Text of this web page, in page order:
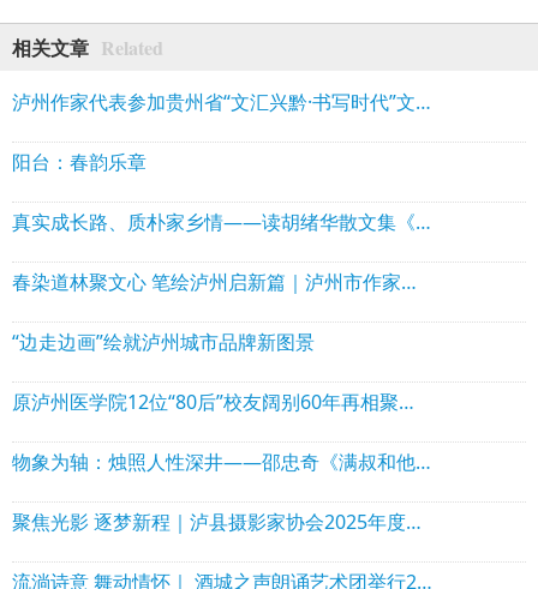
相关文章 Related
泸州作家代表参加贵州省“文汇兴黔·书写时代”文学名家采风行活动
阳台：春韵乐章
真实成长路、质朴家乡情——读胡绪华散文集《走出小水河》
春染道林聚文心 笔绘泸州启新篇｜泸州市作家协会理事会走进泸县石桥镇道林沟 祥音奖2万元花落陈言熔
“边走边画”绘就泸州城市品牌新图景
原泸州医学院12位“80后”校友阔别60年再相聚！赠送“西南核医赋”！
物象为轴：烛照人性深井——邵忠奇《满叔和他的矿山》出版
聚焦光影 逐梦新程｜泸县摄影家协会2025年度年会圆满举行
流淌诗意 舞动情怀｜ 酒城之声朗诵艺术团举行2025年年会暨文艺演出活动